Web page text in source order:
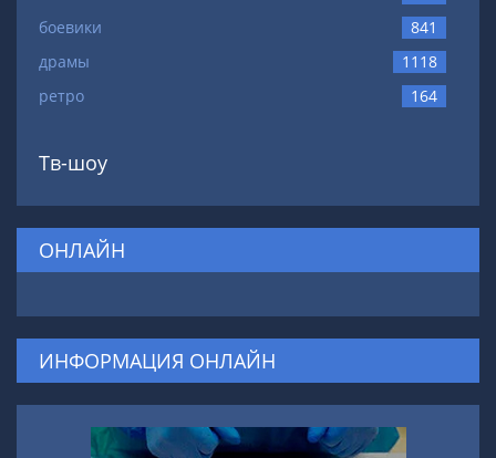
боевики
841
драмы
1118
ретро
164
Тв-шоу
ОНЛАЙН
ИНФОРМАЦИЯ ОНЛАЙН